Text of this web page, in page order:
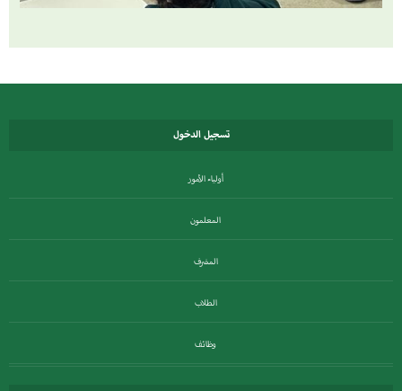
تسجيل الدخول
أولياء الأمور
المعلمون
المشرف
الطلاب
وظائف